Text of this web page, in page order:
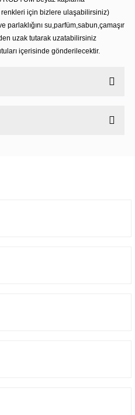
için bizlere ulaşabilirsiniz)
parlaklığını su,parfüm,sabun,çamaşır
uzak tutarak uzatabilirsiniz
içerisinde gönderilecektir.